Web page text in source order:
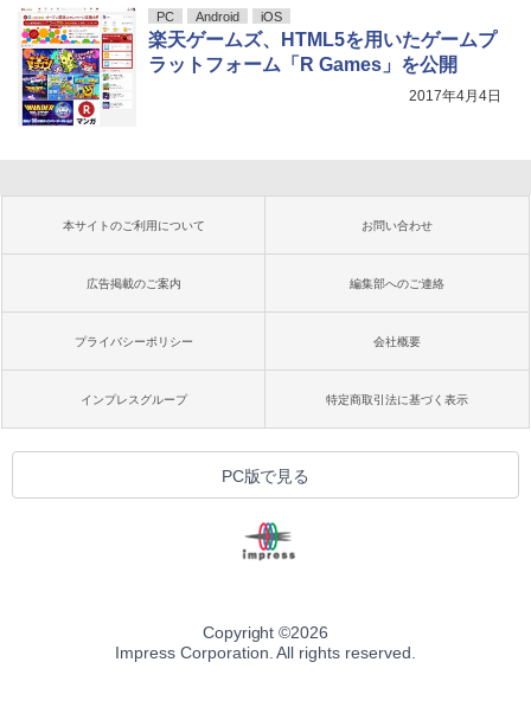
PC Android iOS
楽天ゲームズ、HTML5を用いたゲームプ
ラットフォーム「R Games」を公開
2017年4月4日
本サイトのご利用について お問い合わせ
広告掲載のご案内 編集部へのご連絡
プライバシーポリシー 会社概要
インプレスグループ 特定商取引法に基づく表示
PC版で見る
Copyright ©2026
Impress Corporation. All rights reserved.